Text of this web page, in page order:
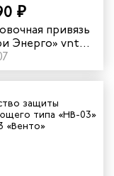
₽
привязь
Энерго» vnt